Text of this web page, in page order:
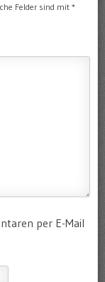
Felder sind mit *
per E-Mail